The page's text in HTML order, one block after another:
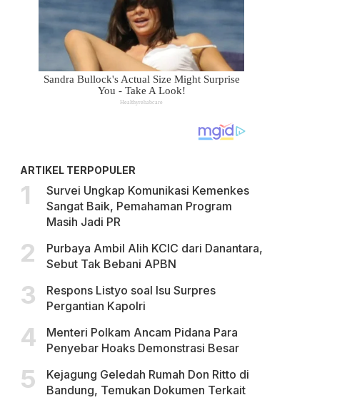
ARTIKEL TERPOPULER
Survei Ungkap Komunikasi Kemenkes
Sangat Baik, Pemahaman Program
Masih Jadi PR
Purbaya Ambil Alih KCIC dari Danantara,
Sebut Tak Bebani APBN
Respons Listyo soal Isu Surpres
Pergantian Kapolri
Menteri Polkam Ancam Pidana Para
Penyebar Hoaks Demonstrasi Besar
Kejagung Geledah Rumah Don Ritto di
Bandung, Temukan Dokumen Terkait